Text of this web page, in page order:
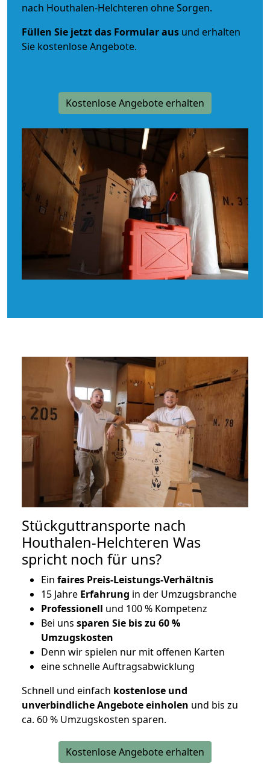
nach Houthalen-Helchteren ohne Sorgen.
Füllen Sie jetzt das Formular aus und erhalten
Sie kostenlose Angebote.
Kostenlose Angebote erhalten
Stückguttransporte nach
Houthalen-Helchteren Was
spricht noch für uns?
Ein faires Preis-Leistungs-Verhältnis
15 Jahre Erfahrung in der Umzugsbranche
Professionell und 100 % Kompetenz
Bei uns sparen Sie bis zu 60 %
Umzugskosten
Denn wir spielen nur mit offenen Karten
eine schnelle Auftragsabwicklung
Schnell und einfach kostenlose und
unverbindliche Angebote einholen und bis zu
ca. 60 % Umzugskosten sparen.
Kostenlose Angebote erhalten